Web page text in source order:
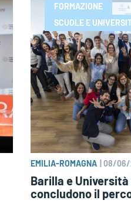
FORMAZIONE
SCUOLE E
EMILIA-ROMAGNA 08/06/
Barilla e Università
concludono il